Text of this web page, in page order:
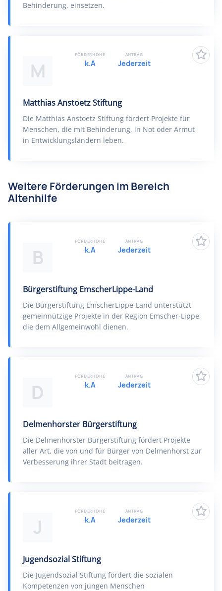
Behinderung, einsetzen.
M
Matthias Anstoetz Stiftung
Die Matthias Anstoetz Stiftung fördert Projekte für
Menschen, die mit Behinderung, in Not oder Armut
in Entwicklungsländern leben.
FÖRDERHÖHE
k.A
ANTRAG
Jederzeit
Weitere Förderungen im Bereich
Altenhilfe
B
Bürgerstiftung EmscherLippe-Land
Die Bürgerstiftung EmscherLippe-Land unterstützt
gemeinnützige Projekte in der Region Emscher-Lippe,
die dem Allgemeinwohl dienen.
FÖRDERHÖHE
k.A
ANTRAG
Jederzeit
D
Delmenhorster Bürgerstiftung
Die Delmenhorster Bürgerstiftung fördert Projekte
aller Art, die von und für Bürger von Delmenhorst zur
Verbesserung ihrer Stadt beitragen.
FÖRDERHÖHE
k.A
ANTRAG
Jederzeit
J
Jugendsozial Stiftung
Die Jugendsozial Stiftung fördert die sozialen
Kompetenzen von jungen Menschen
FÖRDERHÖHE
k.A
ANTRAG
Jederzeit